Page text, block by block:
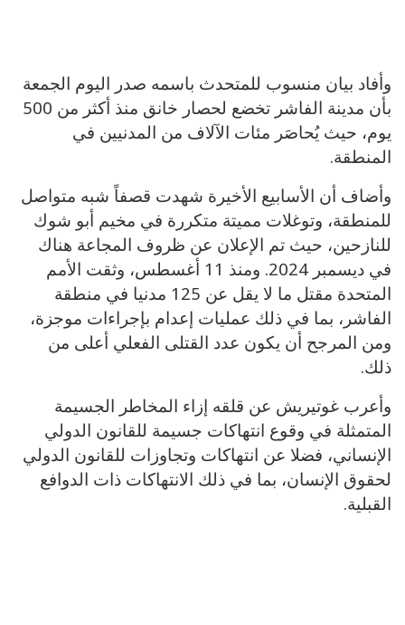
وأفاد بيان منسوب للمتحدث باسمه صدر اليوم الجمعة
بأن مدينة الفاشر تخضع لحصار خانق منذ أكثر من 500
يوم، حيث يُحاصَر مئات الآلاف من المدنيين في
المنطقة.
وأضاف أن الأسابيع الأخيرة شهدت قصفاً شبه متواصل
للمنطقة، وتوغلات مميتة متكررة في مخيم أبو شوك
للنازحين، حيث تم الإعلان عن ظروف المجاعة هناك
في ديسمبر 2024. ومنذ 11 أغسطس، وثقت الأمم
المتحدة مقتل ما لا يقل عن 125 مدنيا في منطقة
الفاشر، بما في ذلك عمليات إعدام بإجراءات موجزة،
ومن المرجح أن يكون عدد القتلى الفعلي أعلى من
ذلك.
وأعرب غوتيريش عن قلقه إزاء المخاطر الجسيمة
المتمثلة في وقوع انتهاكات جسيمة للقانون الدولي
الإنساني، فضلا عن انتهاكات وتجاوزات للقانون الدولي
لحقوق الإنسان، بما في ذلك الانتهاكات ذات الدوافع
القبلية.